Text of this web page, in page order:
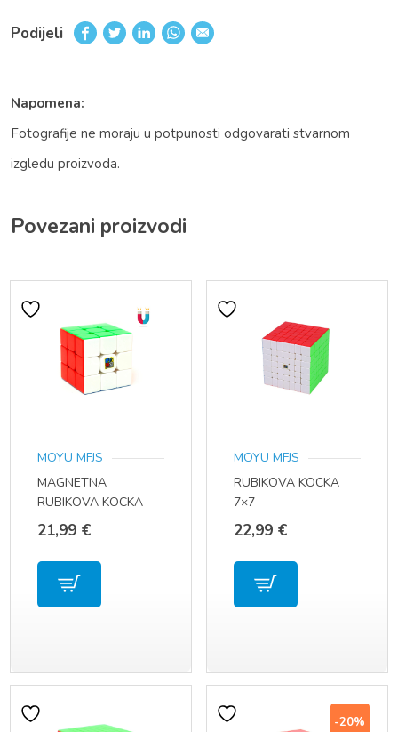
Podijeli
Napomena:
Fotografije ne moraju u potpunosti odgovarati stvarnom
izgledu proizvoda.
Povezani proizvodi
MOYU MFJS
MAGNETNA
RUBIKOVA KOCKA
3×3
21,99 €
MOYU MFJS
RUBIKOVA KOCKA
7×7
22,99 €
-20%